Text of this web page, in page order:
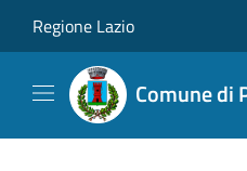
Regione Lazio
Comune di